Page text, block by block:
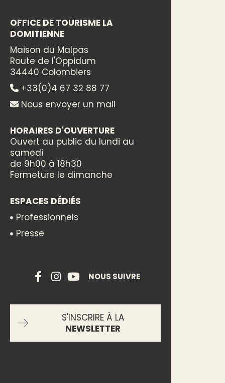
OFFICE DE TOURISME LA
DOMITIENNE
Maison du Malpas
Route de l'Oppidum
34440 Colombiers
+33(0)4 67 32 88 77
Nous envoyer un mail
HORAIRES D'OUVERTURE
Ouvert au public du lundi au
samedi
de 9h00 à 18h30
Fermeture le dimanche
ESPACES DÉDIÉS
Professionnels
Presse
NOUS SUIVRE
S'INSCRIRE À LA
NEWSLETTER